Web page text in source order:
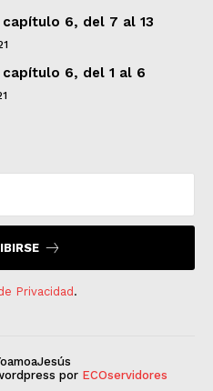
capítulo 6, del 7 al 13
capítulo 6, del 1 al 6
Privacidad .
por ECOservidores